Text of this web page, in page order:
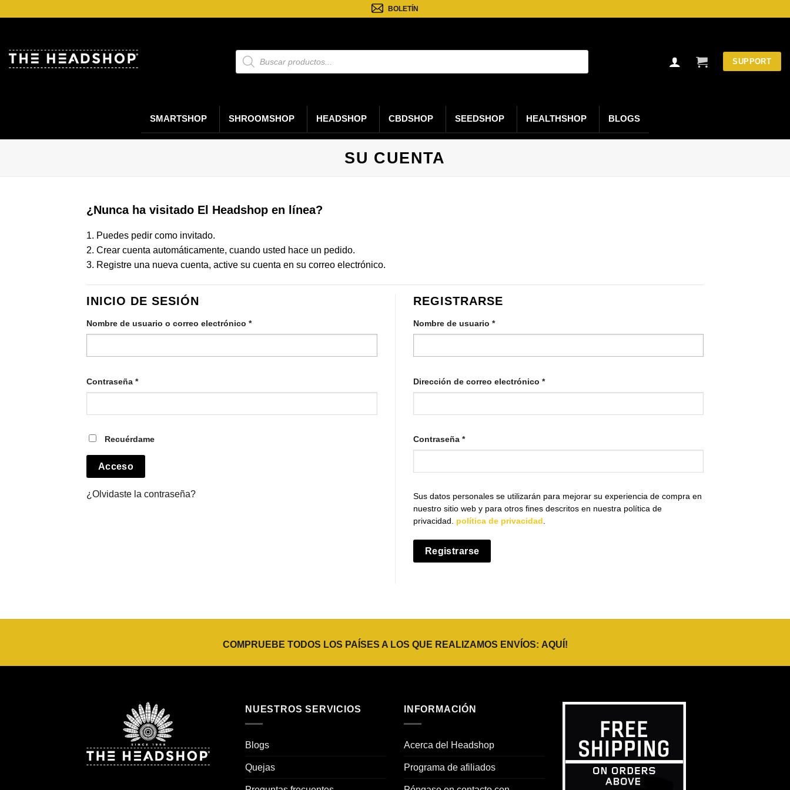
BOLETÍN
Búsqueda
de
productos
SUPPORT
SMARTSHOP SHROOMSHOP HEADSHOP CBDSHOP SEEDSHOP HEALTHSHOP BLOGS
SU CUENTA
¿Nunca ha visitado El Headshop en línea?
1. Puedes pedir como invitado.
2. Crear cuenta automáticamente, cuando usted hace un pedido.
3. Registre una nueva cuenta, active su cuenta en su correo electrónico.
INICIO DE SESIÓN
Nombre de usuario o correo electrónico *Obligatorio
Contraseña *Obligatorio
Recuérdame
Acceso
¿Olvidaste la contraseña?
REGISTRARSE
Nombre de usuario *Obligatorio
Dirección de correo electrónico *Obligatorio
Contraseña *Obligatorio
Sus datos personales se utilizarán para mejorar su experiencia de compra en
nuestro sitio web y para otros fines descritos en nuestra política de
privacidad. política de privacidad .
Registrarse
COMPRUEBE TODOS LOS PAÍSES A LOS QUE REALIZAMOS ENVÍOS: AQUÍ !
NUESTROS SERVICIOS
Blogs
Quejas
INFORMACIÓN
Acerca del Headshop
Programa de afiliados